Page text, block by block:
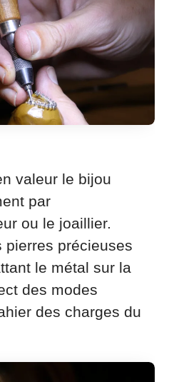
valeur le bijou
par
ou le joaillier.
pierres précieuses
le métal sur la
des modes
des charges du